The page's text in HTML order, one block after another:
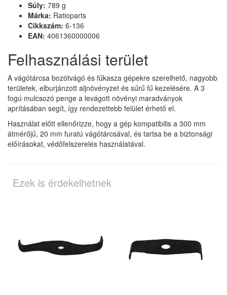
Súly: 789 g
Márka: Ratioparts
Cikkszám: 6-136
EAN: 4061360000006
Felhasználási terület
A vágótárcsa bozótvágó és fűkasza gépekre szerelhető, nagyobb
területek, elburjánzott aljnövényzet és sűrű fű kezelésére. A 3
fogú mulcsozó penge a levágott növényi maradványok
aprításában segít, így rendezettebb felület érhető el.
Használat előtt ellenőrizze, hogy a gép kompatibilis a 300 mm
átmérőjű, 20 mm furatú vágótárcsával, és tartsa be a biztonsági
előírásokat, védőfelszerelés használatával.
Ezek is érdekelhetnek